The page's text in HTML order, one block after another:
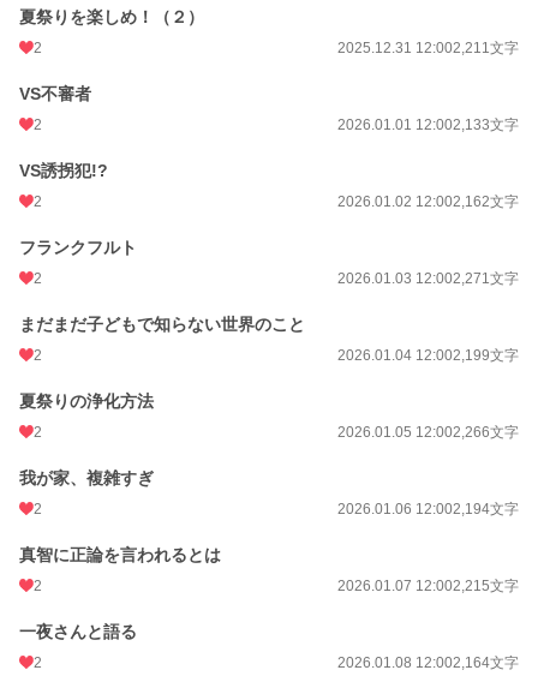
夏祭りを楽しめ！（２）
2 2025.12.31 12:002,211文字
VS不審者
2 2026.01.01 12:002,133文字
VS誘拐犯!?
2 2026.01.02 12:002,162文字
フランクフルト
2 2026.01.03 12:002,271文字
まだまだ子どもで知らない世界のこと
2 2026.01.04 12:002,199文字
夏祭りの浄化方法
2 2026.01.05 12:002,266文字
我が家、複雑すぎ
2 2026.01.06 12:002,194文字
真智に正論を言われるとは
2 2026.01.07 12:002,215文字
一夜さんと語る
2 2026.01.08 12:002,164文字